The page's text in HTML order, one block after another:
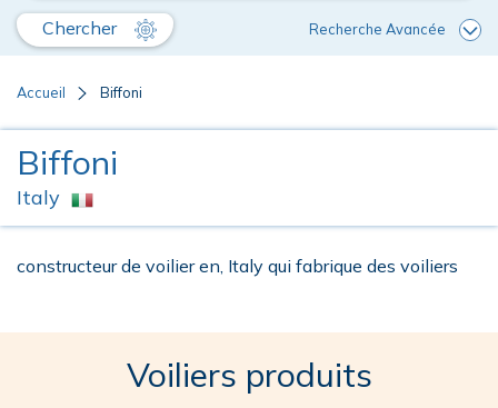
Chercher Recherche Avancée
Accueil Biffoni
Biffoni
Italy
constructeur de voilier en, Italy qui fabrique des voiliers
Voiliers produits